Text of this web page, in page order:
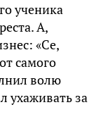
ученика
А,
«Се,
самого
волю
ухаживать за